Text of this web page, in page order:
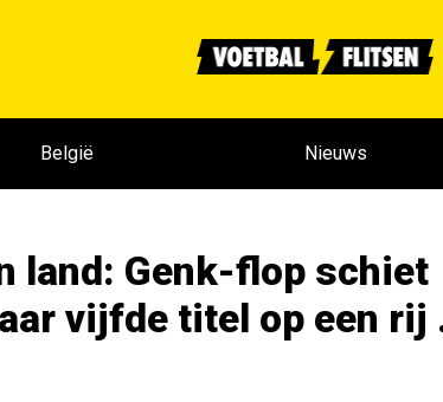
België Nieuws
land: Genk-flop schiet
vijfde titel op een rij